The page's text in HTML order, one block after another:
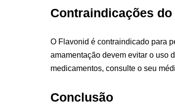
Contraindicações
O Flavonid é contraindicado para
amamentação devem evitar o uso
medicamentos, consulte o seu
Conclusão